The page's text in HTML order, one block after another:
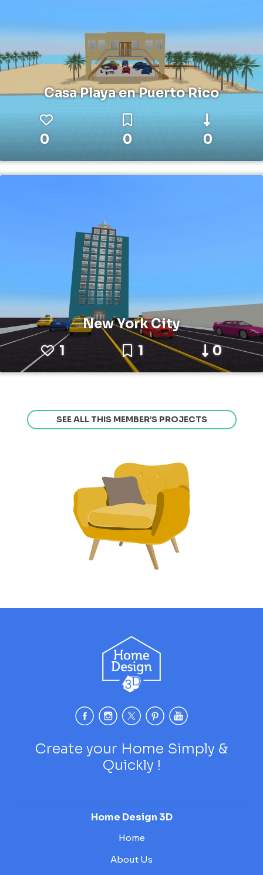
Casa Playa en Puerto Rico
0 0 0
New York City
1
1 0
SEE ALL THIS MEMBER’S PROJECTS
Create your Home Simply &
Quickly !
Home Design 3D
Home
About Us